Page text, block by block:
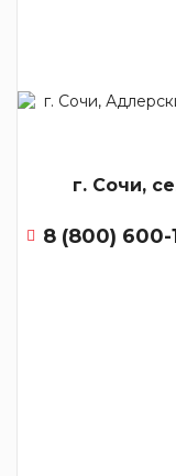
г. Сочи,
8 (800) 600-